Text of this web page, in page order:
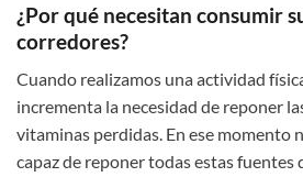
¿Por qué necesitan consumir
corredores?
Cuando realizamos una actividad
incrementa la necesidad de reponer
vitaminas perdidas. En ese momento
capaz de reponer todas estas fuentes